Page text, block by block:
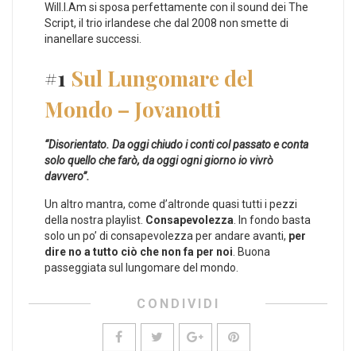
Will.I.Am si sposa perfettamente con il sound dei The
Script, il trio irlandese che dal 2008 non smette di
inanellare successi.
#1 Sul Lungomare del
Mondo – Jovanotti
“Disorientato. Da oggi chiudo i conti col passato e conta
solo quello che farò, da oggi ogni giorno io vivrò
davvero”.
Un altro mantra, come d’altronde quasi tutti i pezzi
della nostra playlist. Consapevolezza. In fondo basta
solo un po’ di consapevolezza per andare avanti, per
dire no a tutto ciò che non fa per noi. Buona
passeggiata sul lungomare del mondo.
CONDIVIDI